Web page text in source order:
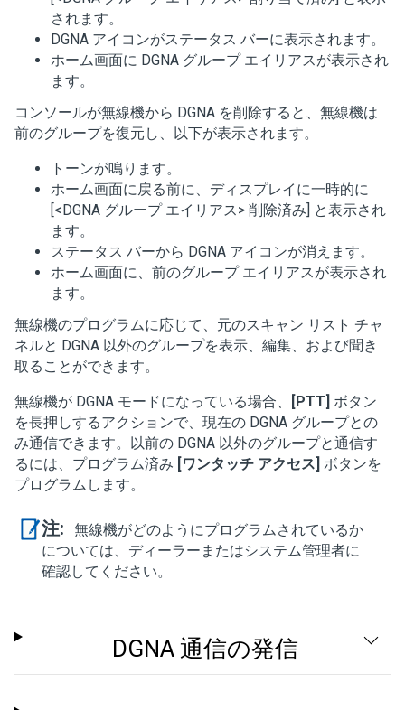
されます。
DGNA アイコンがステータス バーに表示されます。
ホーム画面に DGNA グループ エイリアスが表示され
ます。
コンソールが無線機から DGNA を削除すると、無線機は
前のグループを復元し、以下が表示されます。
トーンが鳴ります。
ホーム画面に戻る前に、ディスプレイに一時的に
[<DGNA グループ エイリアス> 削除済み] と表示され
ます。
ステータス バーから DGNA アイコンが消えます。
ホーム画面に、前のグループ エイリアスが表示され
ます。
無線機のプログラムに応じて、元のスキャン リスト チャ
ネルと DGNA 以外のグループを表示、編集、および聞き
取ることができます。
無線機が DGNA モードになっている場合、 [PTT] ボタン
を長押しするアクションで、現在の DGNA グループとの
み通信できます。以前の DGNA 以外のグループと通信す
るには、プログラム済み [ワンタッチ アクセス] ボタンを
プログラムします。
注:
無線機がどのようにプログラムされているか
については、ディーラーまたはシステム管理者に
確認してください。
DGNA 通信の発信